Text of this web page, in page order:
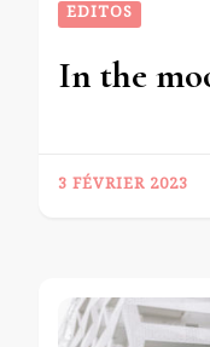
EDITOS
In the
3 FÉVRIER 2023